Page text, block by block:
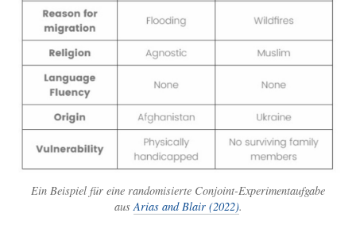
Ein Beispiel für eine randomisierte Conjoint-Experimentaufgabe
ausArias and Blair (2022).